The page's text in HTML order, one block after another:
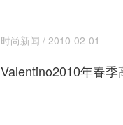
时尚新闻 / 2010-02-01
Valentino2010年春季